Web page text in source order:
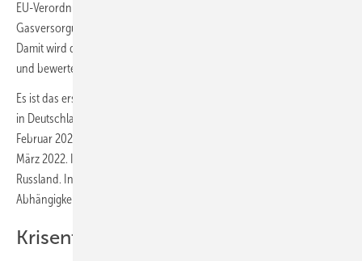
EU-Verordnung über Maßnahmen zur Gewährleistung der sicheren
Gasversorgung ausgerufen und das Krisenteam Gas einberufen.
Damit wird die aktuelle Situation im Gasnetz engmaschig beobachtet
und bewertet.
Es ist das erste mal, dass die Frühwarnstufe nach dem Notfallplan Gas
in Deutschland ausgerufen worden ist. Italien hat bereits am 26.
Februar 2022 die Frühwarnstufe ausgerufen, Lettland folgte hat am 09.
März 2022. Italien bezieht bisher 40 % des importierten Erdgases aus
Russland. In der EU gibt allerdings mehrere Länder mit noch höherer
Abhängigkeit bis zu 100 %.
Krisenteam Gas